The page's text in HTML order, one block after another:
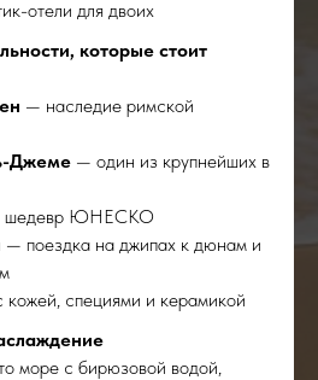
отели для двоих
которые стоит
— наследие римской
Джеме — один из крупнейших в
ЮНЕСКО
— поездка на джипах к дюнам и
кожей, специями и керамикой
море с бирюзовой водой,